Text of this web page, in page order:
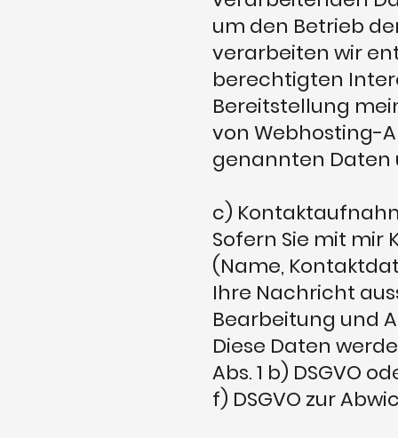
um den Betrieb
verarbeiten wir
berechtigten
Bereitstellung
von Webhosting-
genannten Daten
c)
Sofern Sie mit mir
(Name,
Ihre Nachricht
Bearbeitung und
Diese Daten
Abs. 1 b) DSGVO
f) DSGVO zur